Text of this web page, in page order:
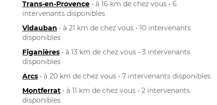
Trans-en-Provence • à 16 km de chez vous • 6
intervenants disponibles
Vidauban • à 21 km de chez vous • 10 intervenants
disponibles
Figanières • à 13 km de chez vous • 3 intervenants
disponibles
Arcs • à 20 km de chez vous • 7 intervenants disponibles
Montferrat • à 11 km de chez vous • 2 intervenants
disponibles